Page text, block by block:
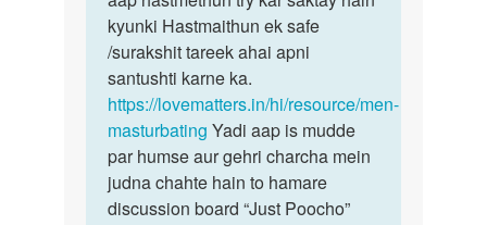
hi
by
Rahul
raj
hi…
kyunki Hastmaithun ek safe
/surakshit tareek ahai apni
santushti karne ka.
https://lovematters.in/hi/resource/men-
masturbating Yadi aap is mudde
par humse aur gehri charcha mein
judna chahte hain to hamare
discussion board “Just Poocho”